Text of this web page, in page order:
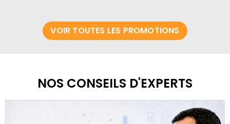
VOIR TOUTES LES PROMOTIONS
NOS CONSEILS D'EXPERTS